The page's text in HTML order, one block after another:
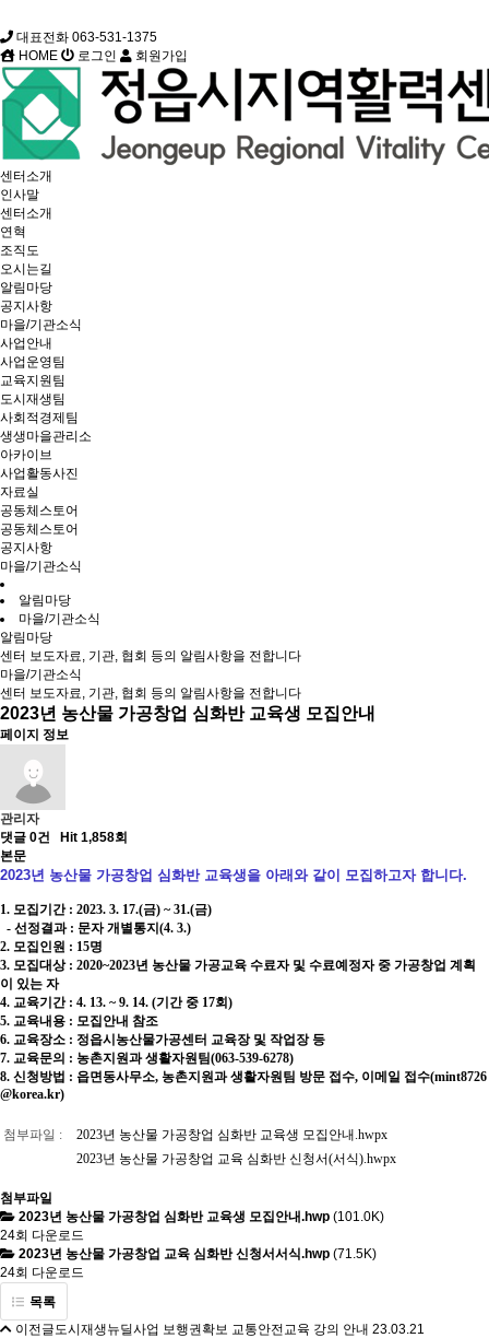
대표전화 063-531-1375
HOME
로그인 회원가입
센터소개
인사말
센터소개
연혁
조직도
오시는길
알림마당
공지사항
마을/기관소식
사업안내
사업운영팀
교육지원팀
도시재생팀
사회적경제팀
생생마을관리소
아카이브
사업활동사진
자료실
공동체스토어
공동체스토어
공지사항
마을/기관소식
알림마당
마을/기관소식
알림마당
센터 보도자료, 기관, 협회 등의 알림사항을 전합니다
마을/기관소식
센터 보도자료, 기관, 협회 등의 알림사항을 전합니다
2023년 농산물 가공창업 심화반 교육생 모집안내
페이지 정보
관리자
댓글 0건
Hit 1,858회
본문
2023년 농산물 가공창업 심화반 교육생을 아래와 같이 모집하고자 합니다.
1. 모집기간 : 2023. 3. 17.(금) ~ 31.(금)
- 선정결과 : 문자 개별통지(4. 3.)
2. 모집인원 : 15명
3. 모집대상 : 2020~2023년 농산물 가공교육 수료자 및 수료예정자 중 가공창업 계획
이 있는 자
4. 교육기간 : 4. 13. ~ 9. 14. (기간 중 17회)
5. 교육내용 : 모집안내 참조
6. 교육장소 : 정읍시농산물가공센터 교육장 및 작업장 등
7. 교육문의 : 농촌지원과 생활자원팀(063-539-6278)
8. 신청방법 : 읍면동사무소, 농촌지원과 생활자원팀 방문 접수, 이메일 접수(mint8726
@korea.kr)
첨부파일 :
2023년 농산물 가공창업 심화반 교육생 모집안내.hwpx
2023년 농산물 가공창업 교육 심화반 신청서(서식).hwpx
첨부파일
2023년 농산물 가공창업 심화반 교육생 모집안내.hwp (101.0K)
24회 다운로드
2023년 농산물 가공창업 교육 심화반 신청서서식.hwp (71.5K)
24회 다운로드
목록
이전글도시재생뉴딜사업 보행권확보 교통안전교육 강의 안내 23.03.21